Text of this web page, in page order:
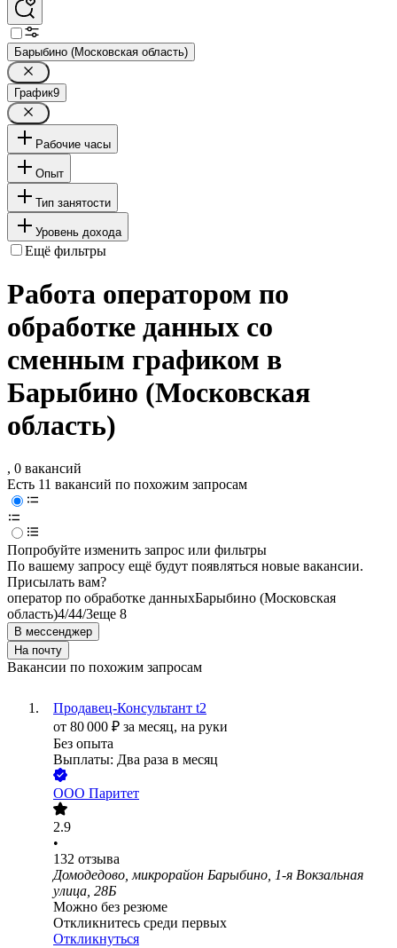
Барыбино (Московская область)
График9
Рабочие часы
Опыт
Тип занятости
Уровень дохода
Ещё фильтры
Работа оператором по
обработке данных со
сменным графиком в
Барыбино (Московская
область)
, 0 вакансий
Есть 11 вакансий по похожим запросам
Попробуйте изменить запрос или фильтры
По вашему запросу ещё будут появляться новые вакансии.
Присылать вам?
оператор по обработке данныхБарыбино (Московская
область)4/44/3еще 8
В мессенджер
На почту
Вакансии по похожим запросам
Продавец-Консультант t2
от 80 000 ₽ за месяц, на руки
Без опыта
Выплаты: Два раза в месяц
ООО Паритет
2.9
•
132 отзыва
Домодедово, микрорайон Барыбино, 1-я Вокзальная
улица, 28Б
Можно без резюме
Откликнитесь среди первых
Откликнуться